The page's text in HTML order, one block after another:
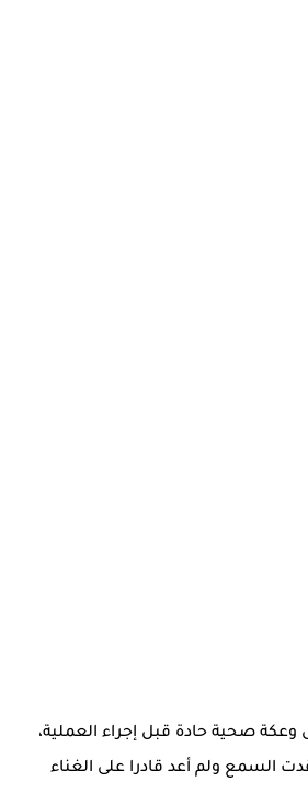
وعكة صحية حادة قبل إجراء العملية،
السمع ولم أعد قادرا على الغناء